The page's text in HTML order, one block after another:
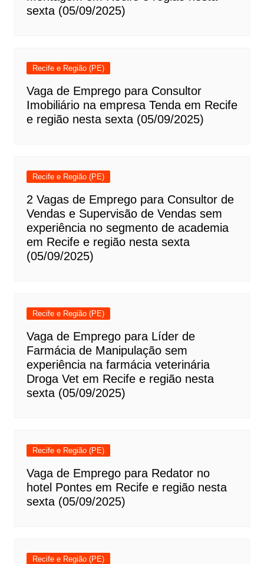
sexta (05/09/2025)
Recife e Região (PE)
Vaga de Emprego para Consultor
Imobiliário na empresa Tenda em Recife
e região nesta sexta (05/09/2025)
Recife e Região (PE)
2 Vagas de Emprego para Consultor de
Vendas e Supervisão de Vendas sem
experiência no segmento de academia
em Recife e região nesta sexta
(05/09/2025)
Recife e Região (PE)
Vaga de Emprego para Líder de
Farmácia de Manipulação sem
experiência na farmácia veterinária
Droga Vet em Recife e região nesta
sexta (05/09/2025)
Recife e Região (PE)
Vaga de Emprego para Redator no
hotel Pontes em Recife e região nesta
sexta (05/09/2025)
Recife e Região (PE)